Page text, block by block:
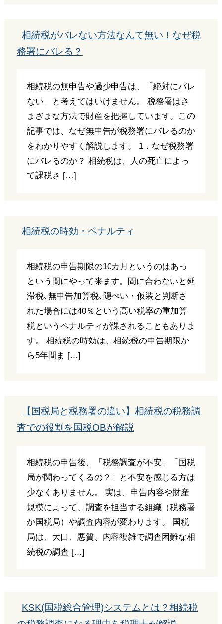
相続税がバレない方法なんて無い！なぜ税
務署にバレる？
相続税の無申告や過少申告は、「絶対にバレ
ない」と考えてはいけません。 税務署はさ
まざまな方法で財産を把握しています。この
記事では、なぜ無申告が税務署にバレるのか
をわかりやすく解説します。 1．なぜ税務署
にバレるのか？ 相続税は、人の死亡によっ
て課税さ […]
相続税の時効・ペナルティ
相続税の申告期限の10カ月というのはあっ
という間にやって来ます。間に合わないと延
滞税､無申告加算税､隠ぺい・仮装と判断さ
れた場合には40％という高い税率の重加算
税というペナルティが課されることもありま
す。 相続税の時効は、相続税の申告期限か
ら5年間ま […]
【国税局と税務署の違い】相続税の税務調
査での役割を国税OBが解説
相続税の申告後、「税務調査が不安」「国税
局が関わってくるの？」と不安を感じる方は
少なくありません。 実は、申告内容や財産
規模によって、調査を担当する組織（税務署
か国税局）や調査内容が変わります。 国税
局は、大口、悪質、内容複雑で調査困難な相
続税の調査 […]
KSK(国税総合管理)システムとは？相続税